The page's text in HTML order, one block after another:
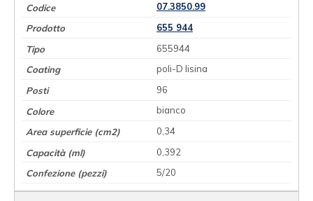
07.3850.99
655 944
655944
poli-D lisina
96
bianco
0,34
0,392
5/20